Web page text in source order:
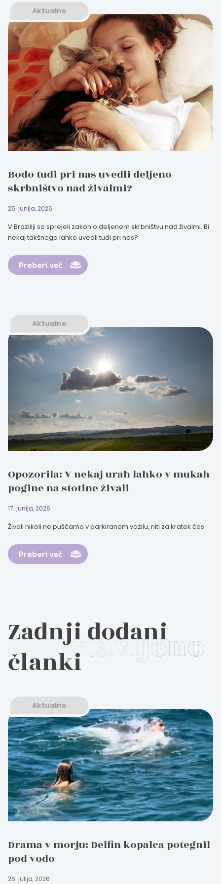
Aktualno
Bodo tudi pri nas uvedli deljeno
skrbništvo nad živalmi?
25. junija, 2026
V Braziliji so sprejeli zakon o deljenem skrbništvu nad živalmi. Bi
nekaj takšnega lahko uvedli tudi pri nas?
Preberi več
Aktualno
Opozorila: V nekaj urah lahko v mukah
pogine na stotine živali
17. junija, 2026
Živali nikoli ne puščamo v parkiranem vozilu, niti za kratek čas.
Preberi več
Zadnji dodani
članki
Aktualno
Drama v morju: Delfin kopalca potegnil
pod vodo
26. julija, 2026